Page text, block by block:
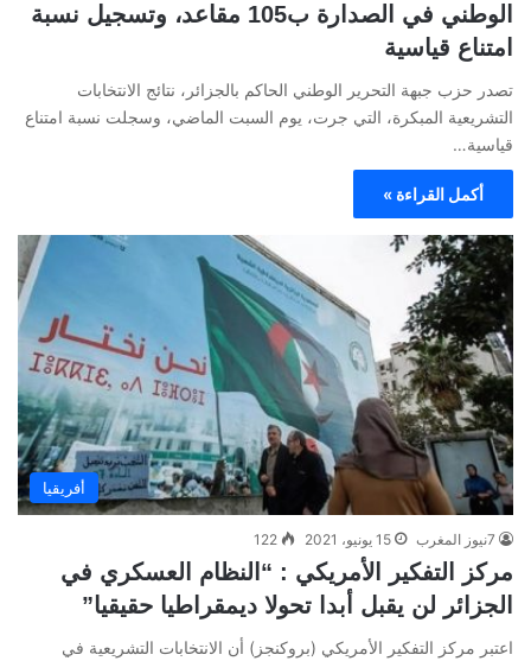
الوطني في الصدارة ب105 مقاعد، وتسجيل نسبة
امتناع قياسية
تصدر حزب جبهة التحرير الوطني الحاكم بالجزائر، نتائج الانتخابات
التشريعية المبكرة، التي جرت، يوم السبت الماضي، وسجلت نسبة امتناع
قياسية…
أكمل القراءة »
أفريقيا
7نيوز المغرب 15 يونيو، 2021 122
مركز التفكير الأمريكي : “النظام العسكري في
الجزائر لن يقبل أبدا تحولا ديمقراطيا حقيقيا”
اعتبر مركز التفكير الأمريكي (بروكنجز) أن الانتخابات التشريعية في